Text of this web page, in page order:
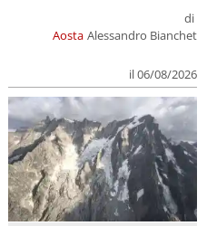
Aosta
di
Alessandro Bianchet
il 06/08/2026